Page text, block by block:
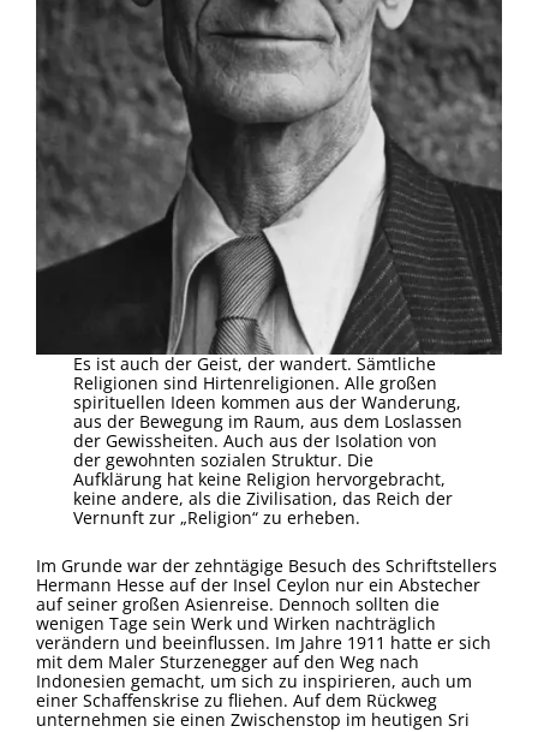
Es ist auch der Geist, der wandert. Sämtliche
Religionen sind Hirtenreligionen. Alle großen
spirituellen Ideen kommen aus der Wanderung,
aus der Bewegung im Raum, aus dem Loslassen
der Gewissheiten. Auch aus der Isolation von
der gewohnten sozialen Struktur. Die
Aufklärung hat keine Religion hervorgebracht,
keine andere, als die Zivilisation, das Reich der
Vernunft zur „Religion“ zu erheben.
Im Grunde war der zehntägige Besuch des Schriftstellers
Hermann Hesse auf der Insel Ceylon nur ein Abstecher
auf seiner großen Asienreise. Dennoch sollten die
wenigen Tage sein Werk und Wirken nachträglich
verändern und beeinflussen. Im Jahre 1911 hatte er sich
mit dem Maler Sturzenegger auf den Weg nach
Indonesien gemacht, um sich zu inspirieren, auch um
einer Schaffenskrise zu fliehen. Auf dem Rückweg
unternehmen sie einen Zwischenstop im heutigen Sri